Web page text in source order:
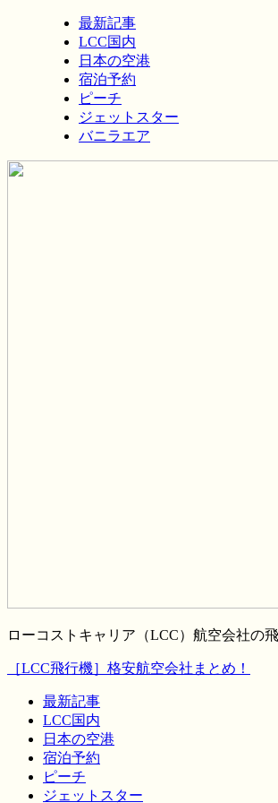
最新記事
LCC国内
日本の空港
宿泊予約
ピーチ
ジェットスター
バニラエア
ローコストキャリア（LCC）航空会社の
［LCC飛行機］格安航空会社まとめ！
最新記事
LCC国内
日本の空港
宿泊予約
ピーチ
ジェットスター